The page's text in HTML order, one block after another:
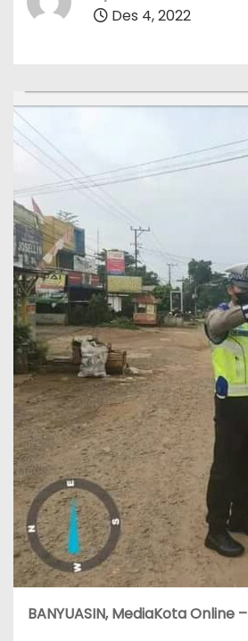
Des 4, 2022
BANYUASIN, MediaKota Online –